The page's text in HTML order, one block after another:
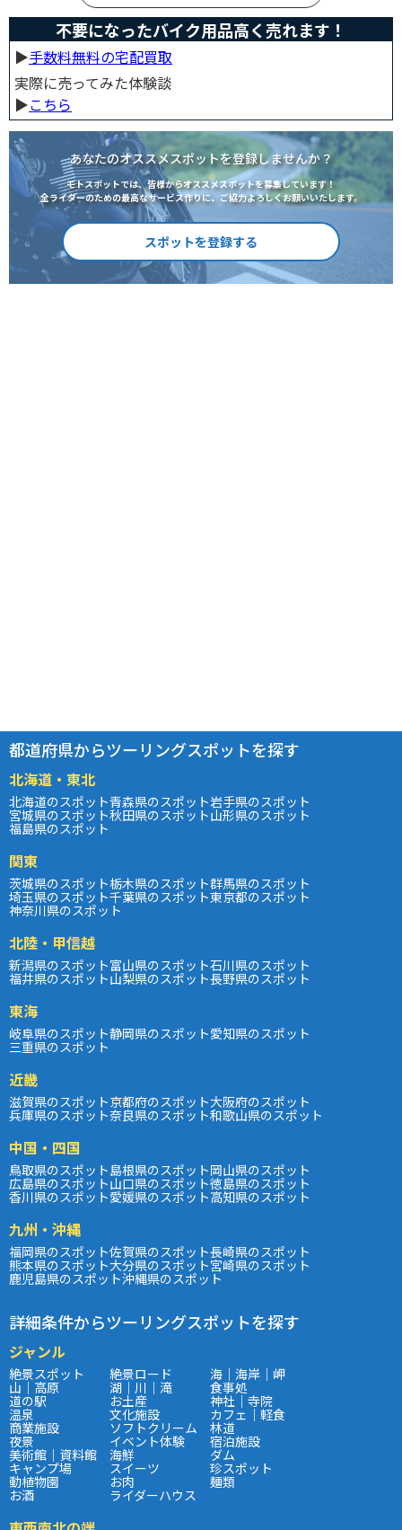
不要になったバイク用品高く売れます！
▶︎手数料無料の宅配買取
実際に売ってみた体験談
▶︎こちら
あなたのオススメスポットを登録しませんか？
モトスポットでは、皆様からオススメスポットを募集しています！
全ライダーのための最高なサービス作りに、ご協力よろしくお願いいたします。
スポットを登録する
都道府県からツーリングスポットを探す
北海道・東北
北海道のスポット青森県のスポット岩手県のスポット
宮城県のスポット秋田県のスポット山形県のスポット
福島県のスポット
関東
茨城県のスポット栃木県のスポット群馬県のスポット
埼玉県のスポット千葉県のスポット東京都のスポット
神奈川県のスポット
北陸・甲信越
新潟県のスポット富山県のスポット石川県のスポット
福井県のスポット山梨県のスポット長野県のスポット
東海
岐阜県のスポット静岡県のスポット愛知県のスポット
三重県のスポット
近畿
滋賀県のスポット京都府のスポット大阪府のスポット
兵庫県のスポット奈良県のスポット和歌山県のスポット
中国・四国
鳥取県のスポット島根県のスポット岡山県のスポット
広島県のスポット山口県のスポット徳島県のスポット
香川県のスポット愛媛県のスポット高知県のスポット
九州・沖縄
福岡県のスポット佐賀県のスポット長崎県のスポット
熊本県のスポット大分県のスポット宮崎県のスポット
鹿児島県のスポット沖縄県のスポット
詳細条件からツーリングスポットを探す
ジャンル
絶景スポット 絶景ロード 海｜海岸｜岬
山｜高原 湖｜川｜滝 食事処
道の駅 お土産 神社｜寺院
温泉 文化施設 カフェ｜軽食
商業施設 ソフトクリーム 林道
夜景 イベント体験 宿泊施設
美術館｜資料館 海鮮 ダム
キャンプ場 スイーツ 珍スポット
動植物園 お肉 麺類
お酒 ライダーハウス